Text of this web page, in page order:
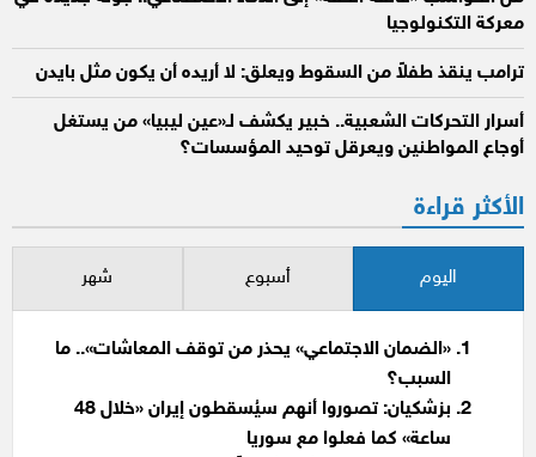
معركة التكنولوجيا
ترامب ينقذ طفلاً من السقوط ويعلق: لا أريده أن يكون مثل بايدن
أسرار التحركات الشعبية.. خبير يكشف لـ«عين ليبيا» من يستغل
أوجاع المواطنين ويعرقل توحيد المؤسسات؟
الأكثر قراءة
اليوم أسبوع شهر
«الضمان الاجتماعي» يحذر من توقف المعاشات».. ما
السبب؟
بزشكيان: تصوروا أنهم سيُسقطون إيران «خلال 48
ساعة» كما فعلوا مع سوريا